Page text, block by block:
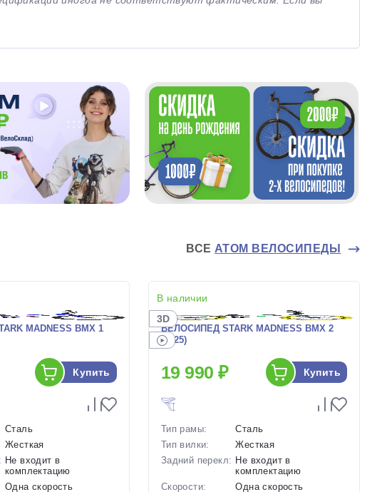
ВСЕ ATOM ВЕЛОСИПЕДЫ
MADNESS BMX 1
Купить
Сталь
Жесткая
Не входит в
комплектацию
Одна скорость
В наличии
3D
ВЕЛОСИПЕД STARK MADNESS BMX 2
(2025)
19 990 ₽ Купить
Тип рамы:
Сталь
Тип вилки:
Жесткая
Задний перекл: Не входит в
комплектацию
Скорости:
Одна скорость